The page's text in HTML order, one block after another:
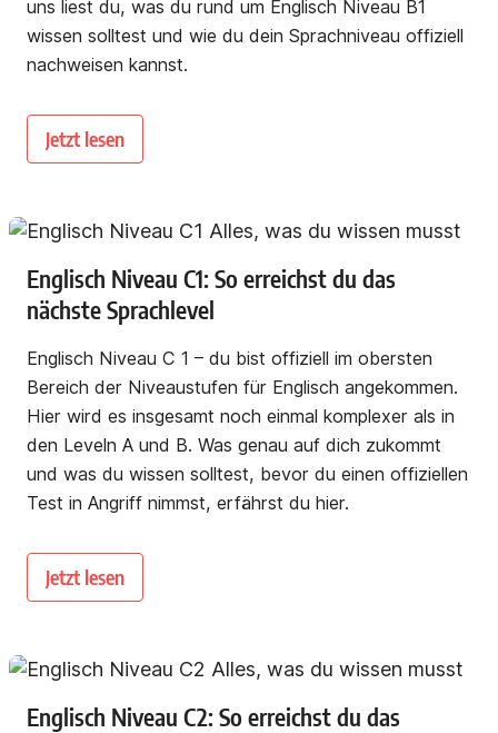
uns liest du, was du rund um Englisch Niveau B1
wissen solltest und wie du dein Sprachniveau offiziell
nachweisen kannst.
Jetzt lesen
Englisch Niveau C1: So erreichst du das
nächste Sprachlevel
Englisch Niveau C 1 – du bist offiziell im obersten
Bereich der Niveaustufen für Englisch angekommen.
Hier wird es insgesamt noch einmal komplexer als in
den Leveln A und B. Was genau auf dich zukommt
und was du wissen solltest, bevor du einen offiziellen
Test in Angriff nimmst, erfährst du hier.
Jetzt lesen
Englisch Niveau C2: So erreichst du das